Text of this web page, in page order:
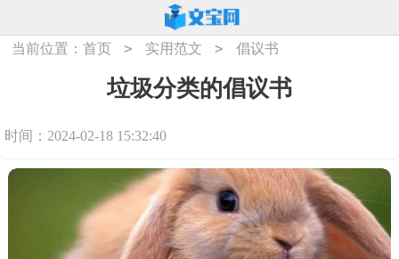
当前位置：首页 > 实用范文 > 倡议书
垃圾分类的倡议书
时间：2024-02-18 15:32:40